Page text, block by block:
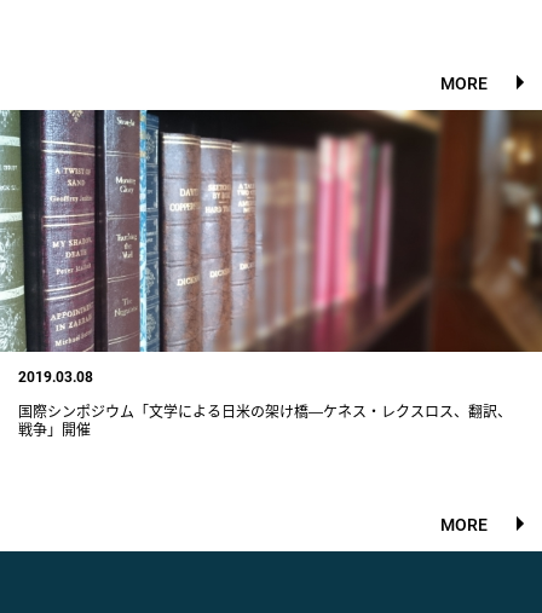
MORE
2019.03.08
国際シンポジウム「文学による日米の架け橋―ケネス・レクスロス、翻訳、
戦争」開催
MORE